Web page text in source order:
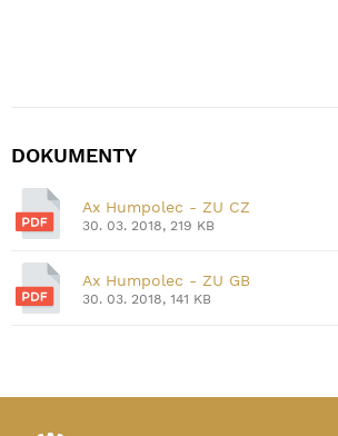
DOKUMENTY
Ax Humpolec - ZU CZ
30. 03. 2018, 219 KB
Ax Humpolec - ZU GB
30. 03. 2018, 141 KB